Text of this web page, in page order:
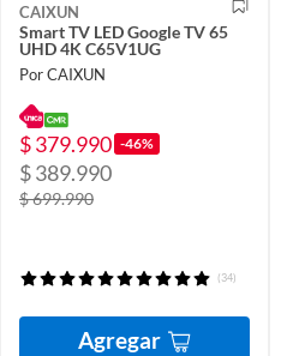
CAIXUN
Smart TV LED Google TV 65
UHD 4K C65V1UG
Por CAIXUN
$ 379.990 -46%
$ 389.990
$ 699.990
(34)
Agregar